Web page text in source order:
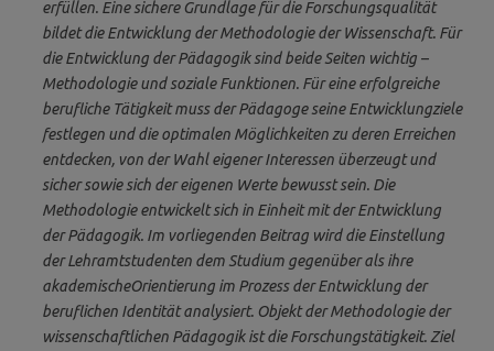
erfüllen. Eine sichere Grundlage für die Forschungsqualität
bildet die Entwicklung der Methodologie der Wissenschaft. Für
die Entwicklung der Pädagogik sind beide Seiten wichtig –
Methodologie und soziale Funktionen. Für eine erfolgreiche
berufliche Tätigkeit muss der Pädagoge seine Entwicklungziele
festlegen und die optimalen Möglichkeiten zu deren Erreichen
entdecken, von der Wahl eigener Interessen überzeugt und
sicher sowie sich der eigenen Werte bewusst sein. Die
Methodologie entwickelt sich in Einheit mit der Entwicklung
der Pädagogik. Im vorliegenden Beitrag wird die Einstellung
der Lehramtstudenten dem Studium gegenüber als ihre
akademischeOrientierung im Prozess der Entwicklung der
beruflichen Identität analysiert. Objekt der Methodologie der
wissenschaftlichen Pädagogik ist die Forschungstätigkeit. Ziel